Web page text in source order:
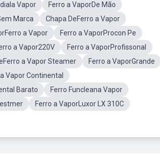
Vapor
Ferro a VaporDe Mão
Marca
Chapa DeFerro a Vapor
a Vapor
Ferro a VaporProcon Pe
a Vapor220V
Ferro a VaporProfissonal
a Vapor Steamer
Ferro a VaporGrande
Vapor Continental
Barato
Ferro Funcleana Vapor
Ferro a VaporLuxor LX 310C